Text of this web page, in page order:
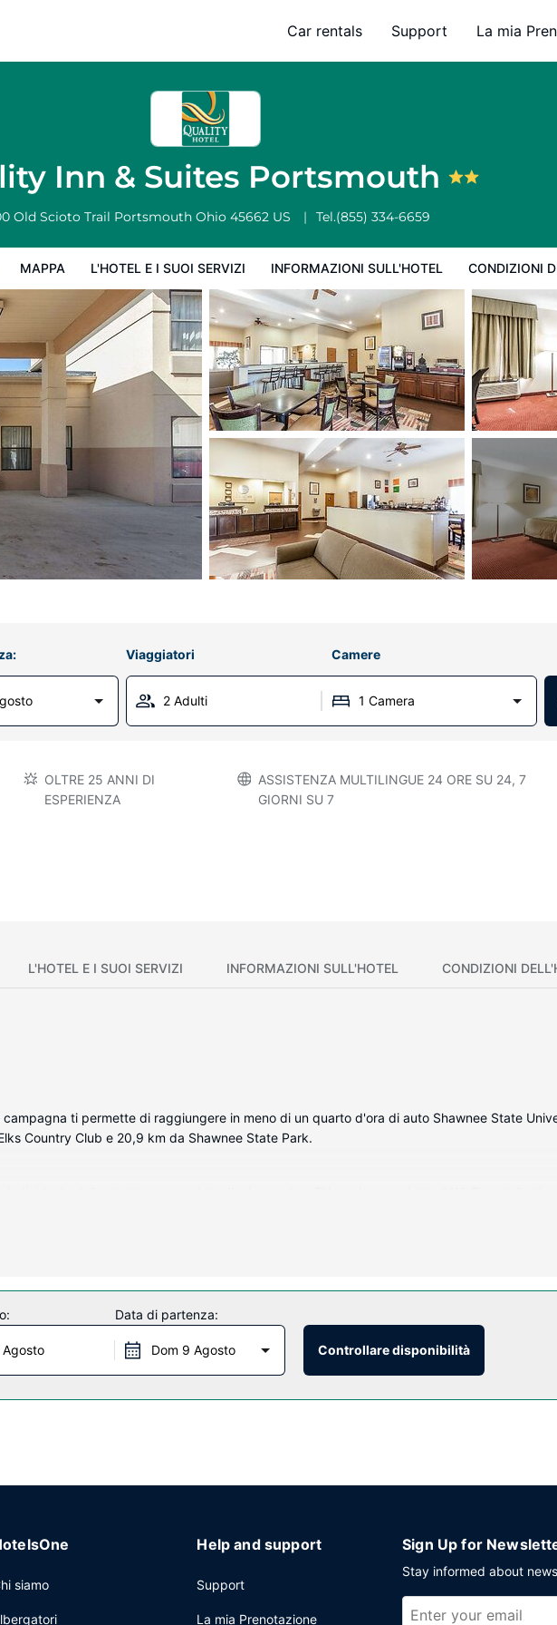
Car rentals Support La mia
Inn & Suites Portsmouth
Old Scioto Trail Portsmouth Ohio 45662 US Tel.(855) 334-6659
MAPPA L'HOTEL E I SUOI SERVIZI INFORMAZIONI SULL'HOTEL CONDIZIONI
Condizioni dell'hotel
Viaggiatori Camere
2 Adulti 1 Camera
OLTRE 25 ANNI DI
ESPERIENZA
ASSISTENZA MULTILINGUE 24 ORE SU 24, 7
GIORNI SU 7
L'HOTEL E I SUOI SERVIZI INFORMAZIONI SULL'HOTEL CONDIZIONI
ti permette di raggiungere in meno di un quarto d'ora di auto Shawnee State
Country Club e 20,9 km da Shawnee State Park.
cavo è l'ideale per concedersi un po' di svago. Il bagno in camera dispone di combinazione
tutti i giorni dalle ore 06:00 alle ore 09:30.
Data di partenza:
Dom 9 Agosto Controllare disponibilità
siamo
Help and support
Support
La mia Prenotazione
Sign Up for
Stay informed about